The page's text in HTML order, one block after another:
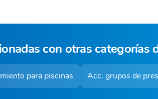
con otras categorías
para piscinas Acc. grupos de